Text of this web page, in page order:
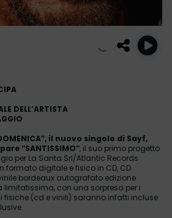
DELL’ARTISTA
il nuovo singolo di Sayf,
“SANTISSIMO”, il suo primo progetto
per La Santa Srl/Atlantic Records
formato digitale e fisico in CD, CD
bordeaux autografato edizione
limitatissima, con una sorpresa per i
fisiche (cd e vinili) saranno infatti incluse